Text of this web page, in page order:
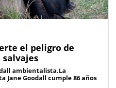
el peligro de
ambientalista.La
Jane Goodall cumple 86 años